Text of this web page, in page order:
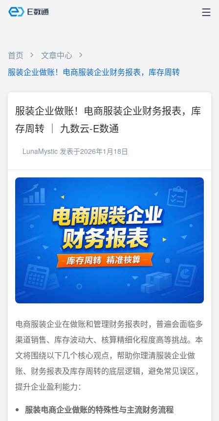
首页
文章中心
服装企业做账！电商服装企业财务报表，库存周转
服装企业做账！电商服装企业财务报表，库
存周转 ｜ 九数云-E数通
LunaMystic 发表于2026年1月18日
电商服装企业在做账和管理财务报表时，普遍会面临多
渠道销售、库存波动大、核算精细化程度高等挑战。本
文将围绕以下几个核心观点，帮助你理清服装企业做
账、财务报表及库存周转的底层逻辑，避免常见误区，
提升企业盈利能力：
服装电商企业做账的特殊性与主流财务流程